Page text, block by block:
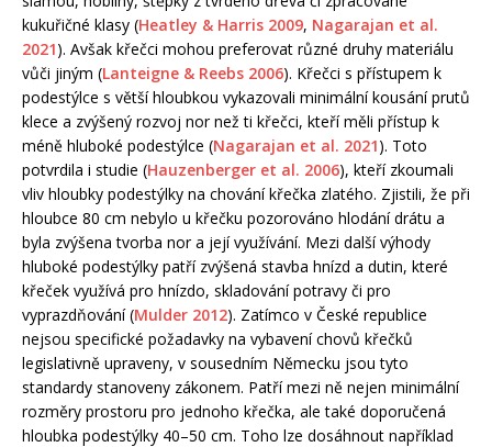
kukuřičné klasy (Heatley & Harris 2009, Nagarajan et al.
2021). Avšak křečci mohou preferovat různé druhy materiálu
vůči jiným (Lanteigne & Reebs 2006). Křečci s přístupem k
podestýlce s větší hloubkou vykazovali minimální kousání prutů
klece a zvýšený rozvoj nor než ti křečci, kteří měli přístup k
méně hluboké podestýlce (Nagarajan et al. 2021). Toto
potvrdila i studie (Hauzenberger et al. 2006), kteří zkoumali
vliv hloubky podestýlky na chování křečka zlatého. Zjistili, že při
hloubce 80 cm nebylo u křečku pozorováno hlodání drátu a
byla zvýšena tvorba nor a její využívání. Mezi další výhody
hluboké podestýlky patří zvýšená stavba hnízd a dutin, které
křeček využívá pro hnízdo, skladování potravy či pro
vyprazdňování (Mulder 2012). Zatímco v České republice
nejsou specifické požadavky na vybavení chovů křečků
legislativně upraveny, v sousedním Německu jsou tyto
standardy stanoveny zákonem. Patří mezi ně nejen minimální
rozměry prostoru pro jednoho křečka, ale také doporučená
hloubka podestýlky 40–50 cm. Toho lze dosáhnout například